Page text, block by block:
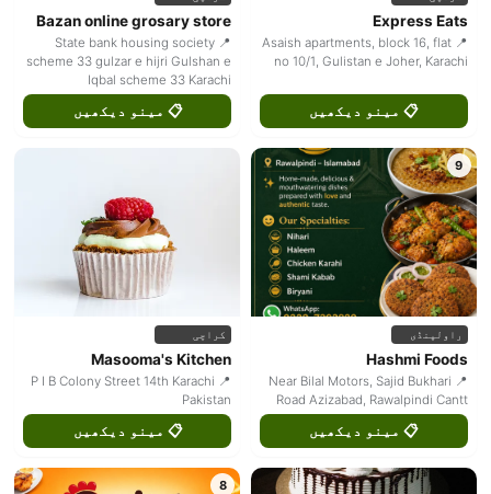
Express Eats
📍 Asaish apartments, block 16, flat
no 10/1, Gulistan e Joher, Karachi
📋 مینو دیکھیں
Bazan online grosary store
📍 State bank housing society
scheme 33 gulzar e hijri Gulshan e
Iqbal scheme 33 Karachi
📋 مینو دیکھیں
9
راولپنڈی
Hashmi Foods
📍 Near Bilal Motors, Sajid Bukhari
Road Azizabad, Rawalpindi Cantt
📋 مینو دیکھیں
کراچی
Masooma's Kitchen
📍 P I B Colony Street 14th Karachi
Pakistan
📋 مینو دیکھیں
8